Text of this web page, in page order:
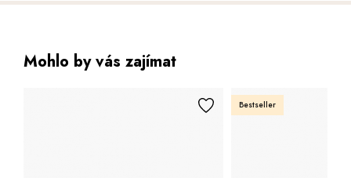
Mohlo by vás zajímat